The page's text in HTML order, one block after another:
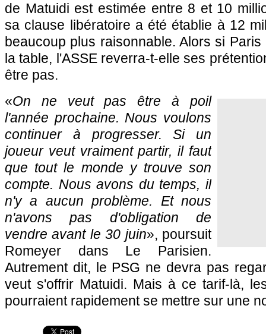
de Matuidi est estimée entre 8 et 10
sa clause libératoire a été établie à 12
beaucoup plus raisonnable. Alors si Paris
la table, l'ASSE reverra-t-elle ses
être pas.
«On ne veut pas être à poil
l'année prochaine. Nous voulons
continuer à progresser. Si un
joueur veut vraiment partir, il faut
que tout le monde y trouve son
compte. Nous avons du temps, il
n'y a aucun problème. Et nous
n'avons pas d'obligation de
vendre avant le 30 juin», poursuit
Romeyer dans Le Parisien.
Autrement dit, le PSG ne devra pas
veut s'offrir Matuidi. Mais à ce tarif-là,
pourraient rapidement se mettre sur une